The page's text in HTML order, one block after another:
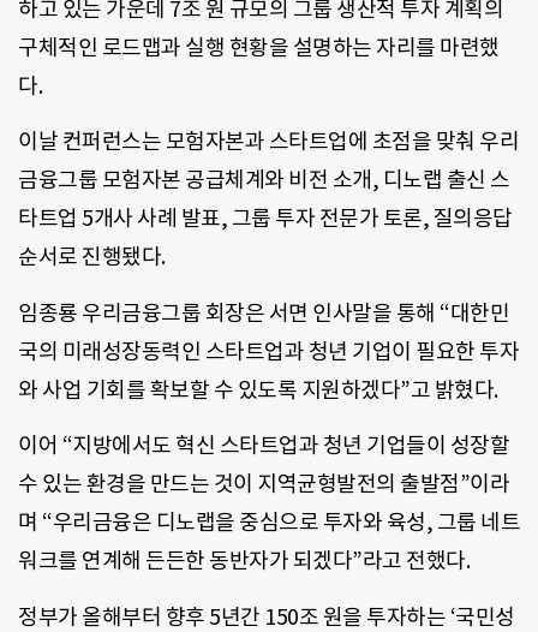
하고 있는 가운데 7조 원 규모의 그룹 생산적 투자 계획의
구체적인 로드맵과 실행 현황을 설명하는 자리를 마련했
다.
이날 컨퍼런스는 모험자본과 스타트업에 초점을 맞춰 우리
금융그룹 모험자본 공급체계와 비전 소개, 디노랩 출신 스
타트업 5개사 사례 발표, 그룹 투자 전문가 토론, 질의응답
순서로 진행됐다.
임종룡 우리금융그룹 회장은 서면 인사말을 통해 “대한민
국의 미래성장동력인 스타트업과 청년 기업이 필요한 투자
와 사업 기회를 확보할 수 있도록 지원하겠다”고 밝혔다.
이어 “지방에서도 혁신 스타트업과 청년 기업들이 성장할
수 있는 환경을 만드는 것이 지역균형발전의 출발점”이라
며 “우리금융은 디노랩을 중심으로 투자와 육성, 그룹 네트
워크를 연계해 든든한 동반자가 되겠다”라고 전했다.
정부가 올해부터 향후 5년간 150조 원을 투자하는 ‘국민성